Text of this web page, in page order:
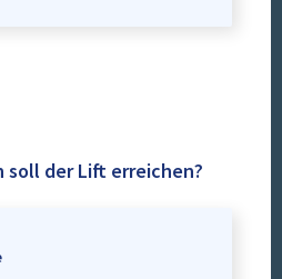
soll der Lift erreichen?